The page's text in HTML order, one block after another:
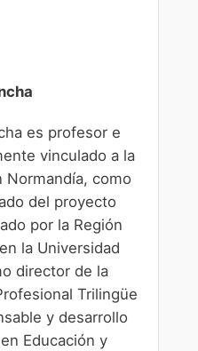
es profesor e
vinculado a la
Normandía, como
del proyecto
por la Región
la Universidad
director de la
Trilingüe
y desarrollo
Educación y